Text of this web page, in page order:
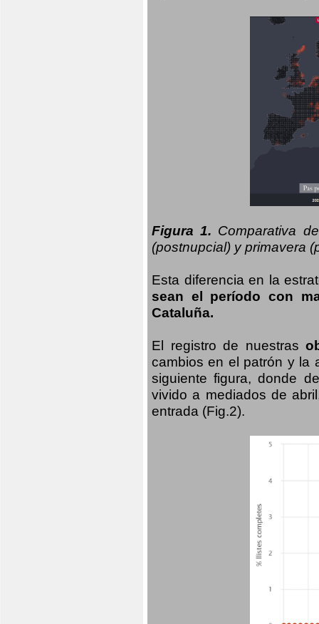
Figura 1. Comparativa
(postnupcial) y primavera
Esta diferencia en la
sean el período con
Cataluña.
El registro de nuestras
cambios en el patrón y la
siguiente figura, donde
vivido a mediados de
entrada (Fig.2).